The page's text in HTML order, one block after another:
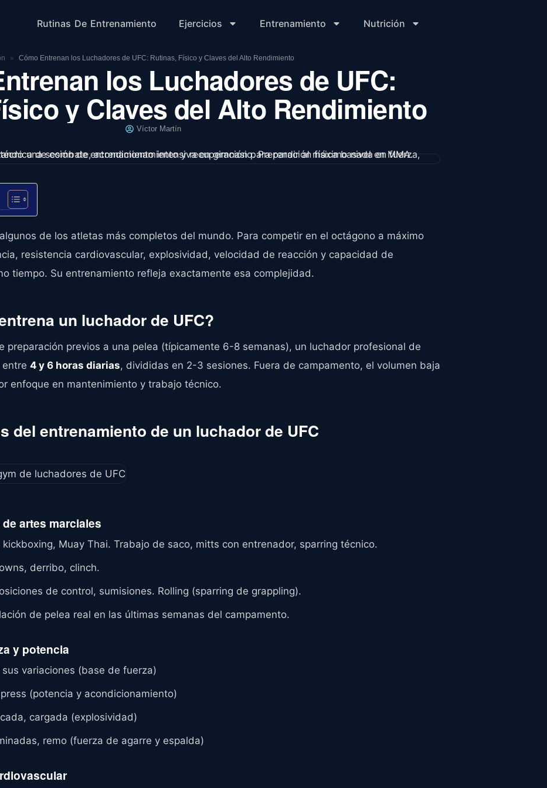
Rutinas De Entrenamiento Ejercicios Entrenamiento Nutrición
» Cómo Entrenan los Luchadores de UFC: Rutinas, Físico y Claves del Alto Rendimiento
los Luchadores de UFC:
y Claves del Alto Rendimiento
Víctor Martín
de los atletas más completos del mundo. Para competir en el octágono a máximo
resistencia cardiovascular, explosividad, velocidad de reacción y capacidad de
tiempo. Su entrenamiento refleja exactamente esa complejidad.
un luchador de UFC?
preparación previos a una pelea (típicamente 6-8 semanas), un luchador profesional de
entre 4 y 6 horas diarias, divididas en 2-3 sesiones. Fuera de campamento, el volumen baja
enfoque en mantenimiento y trabajo técnico.
del entrenamiento de un luchador de UFC
artes marciales
kickboxing, Muay Thai. Trabajo de saco, mitts con entrenador, sparring técnico.
derribo, clinch.
de control, sumisiones. Rolling (sparring de grappling).
de pelea real en las últimas semanas del campamento.
y potencia
variaciones (base de fuerza)
(potencia y acondicionamiento)
cargada (explosividad)
remo (fuerza de agarre y espalda)